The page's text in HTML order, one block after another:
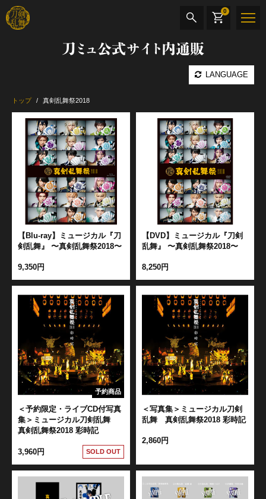
刀ミュ公式サイト内通販
LANGUAGE
0
CD・DVD その他
最新カテゴリー
加州清光 単騎出陣 極
髭切 単騎出陣 ～夢幻泡影～
江 おん すていじ かうんとだうんぱーてぃー
トップ 真剣乱舞祭2018
【Blu-ray】ミュージカル『刀
剣乱舞』 〜真剣乱舞祭2018〜
9,350円
【DVD】ミュージカル『刀剣
乱舞』 〜真剣乱舞祭2018〜
8,250円
予約商品
＜予約限定・ライブCD付写真
集＞ミュージカル刀剣乱舞
真剣乱舞祭2018 彩時記
3,960円 SOLD OUT
＜写真集＞ミュージカル刀剣
乱舞 真剣乱舞祭2018 彩時記
2,860円